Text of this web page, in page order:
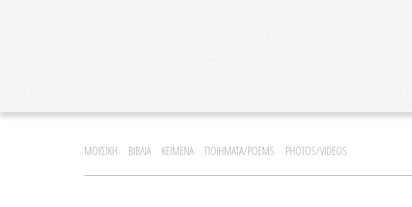
ΜΟΥΣΙΚΗ ΒΙΒΛΙΑ ΚΕΙΜΕΝΑ ΠΟΙΗΜΑΤΑ/POEMS PHOTOS/VIDEOS